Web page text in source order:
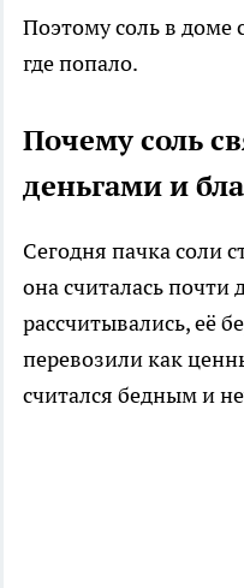
Поэтому соль в доме
где попало.
Почему соль
деньгами и
Сегодня пачка соли
она считалась почти
рассчитывались, её
перевозили как
считался бедным и